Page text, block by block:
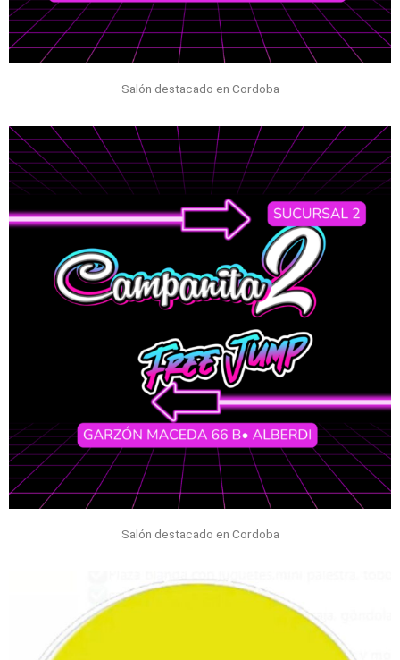
Salón destacado en Cordoba
Salón destacado en Cordoba